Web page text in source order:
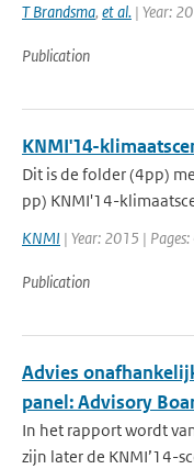
T Brandsma, et al. | Year:
Publication
KNMI'14-
Dit is de folder (4pp)
pp) KNMI'14-
KNMI | Year: 2015 | Pages:
Publication
Advies
panel: Advisory
In het rapport wordt
zijn later de KNMI’14-